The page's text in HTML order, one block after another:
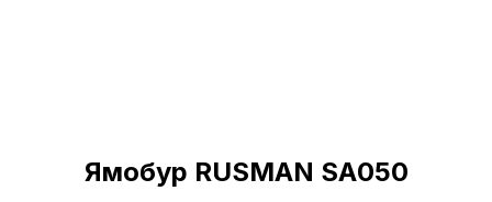
Ямобур RUSMAN SA050